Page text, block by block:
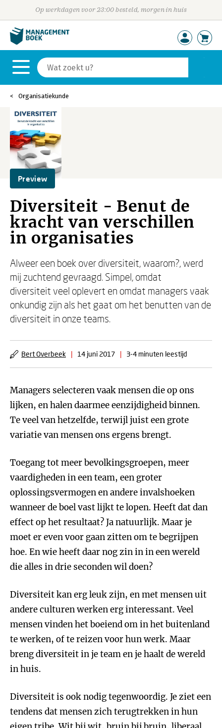
Op werkdagen voor 23:00 besteld, morgen in huis
Organisatiekunde
Preview
Diversiteit - Benut de
kracht van verschillen
in organisaties
Alweer een boek over diversiteit, waarom?, werd
mij zuchtend gevraagd. Simpel, omdat
diversiteit veel oplevert en omdat managers vaak
onkundig zijn als het gaat om het benutten van de
diversiteit in onze teams.
Bert Overbeek | 14 juni 2017 | 3-4 minuten leestijd
Managers selecteren vaak mensen die op ons
lijken, en halen daarmee eenzijdigheid binnen.
Te veel van hetzelfde, terwijl juist een grote
variatie van mensen ons ergens brengt.
Toegang tot meer bevolkingsgroepen, meer
vaardigheden in een team, een groter
oplossingsvermogen en andere invalshoeken
wanneer de boel vast lijkt te lopen. Heeft dat dan
effect op het resultaat? Ja natuurlijk. Maar je
moet er even voor gaan zitten om te begrijpen
hoe. En wie heeft daar nog zin in in een wereld
die alles in drie seconden wil doen?
Diversiteit kan erg leuk zijn, en met mensen uit
andere culturen werken erg interessant. Veel
mensen vinden het boeiend om in het buitenland
te werken, of te reizen voor hun werk. Maar
breng diversiteit in je team en je haalt de wereld
in huis.
Diversiteit is ook nodig tegenwoordig. Je ziet een
tendens dat mensen zich terugtrekken in hun